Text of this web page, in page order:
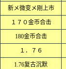
新メ微变メ刚上市
１７０金币合击
180金币合击
１．７６
1.76复古沉默